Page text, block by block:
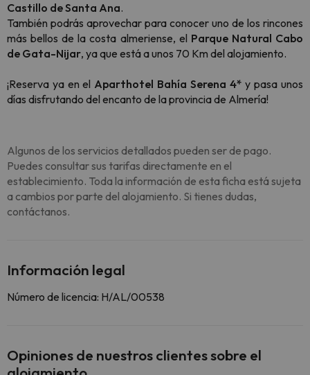
Castillo de Santa Ana.
También podrás aprovechar para conocer uno de los rincones
más bellos de la costa almeriense, el Parque Natural Cabo
de Gata-Nijar, ya que está a unos 70 Km del alojamiento.
¡Reserva ya en el Aparthotel Bahía Serena 4*y pasa unos
días disfrutando del encanto de la provincia de Almería!
Algunos de los servicios detallados pueden ser de pago.
Puedes consultar sus tarifas directamente en el
establecimiento. Toda la información de esta ficha está sujeta
a cambios por parte del alojamiento. Si tienes dudas,
contáctanos.
Información legal
Número de licencia: H/AL/00538
Opiniones de nuestros clientes sobre el